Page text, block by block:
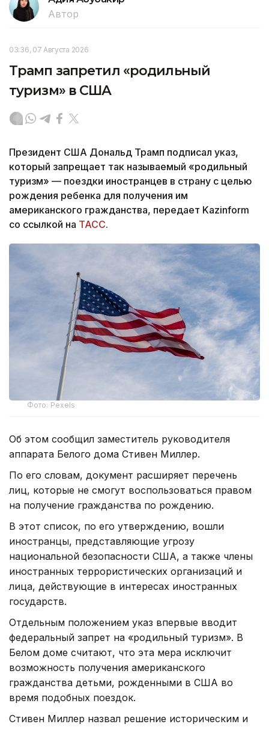
Автор
03:36, 07 Августа 2026
Трамп запретил «родильный
туризм» в США
Президент США Дональд Трамп подписал указ,
который запрещает так называемый «родильный
туризм» — поездки иностранцев в страну с целью
рождения ребенка для получения им
американского гражданства, передает Kazinform
со ссылкой на ТАСС.
Фото: Pexels
Об этом сообщил заместитель руководителя
аппарата Белого дома Стивен Миллер.
По его словам, документ расширяет перечень
лиц, которые не смогут воспользоваться правом
на получение гражданства по рождению.
В этот список, по его утверждению, вошли
иностранцы, представляющие угрозу
национальной безопасности США, а также члены
иностранных террористических организаций и
лица, действующие в интересах иностранных
государств.
Отдельным положением указ впервые вводит
федеральный запрет на «родильный туризм». В
Белом доме считают, что эта мера исключит
возможность получения американского
гражданства детьми, рожденными в США во
время подобных поездок.
Стивен Миллер назвал решение историческим и